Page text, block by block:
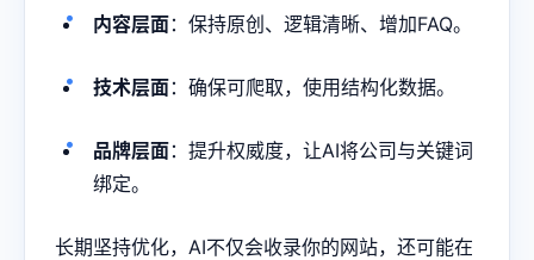
内容层面：保持原创、逻辑清晰、增加FAQ。
技术层面：确保可爬取，使用结构化数据。
品牌层面：提升权威度，让AI将公司与关键词
绑定。
长期坚持优化，AI不仅会收录你的网站，还可能在